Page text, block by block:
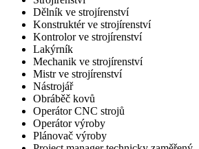
Dělník ve strojírenství
Konstruktér ve strojírenství
Kontrolor ve strojírenství
Lakýrník
Mechanik ve strojírenství
Mistr ve strojírenství
Nástrojář
Obráběč kovů
Operátor CNC strojů
Operátor výroby
Plánovač výroby